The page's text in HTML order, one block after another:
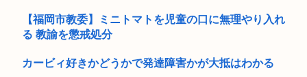
【福岡市教委】ミニトマトを児童の口に無理やり入れ
る 教諭を懲戒処分
カービィ好きかどうかで発達障害かが大抵はわかる